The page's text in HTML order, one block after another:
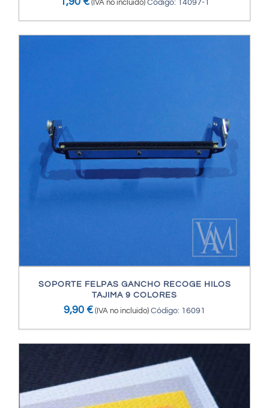
(IVA no incluido) Código: 14097-1
SOPORTE FELPAS GANCHO RECOGE HILOS
TAJIMA 9 COLORES
9,90 € (IVA no incluido) Código: 16091